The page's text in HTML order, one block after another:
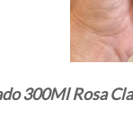
300Ml Rosa